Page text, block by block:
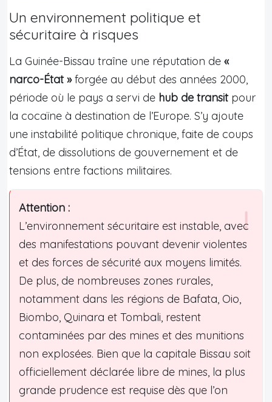
Un environnement politique et
sécuritaire à risques
La Guinée-Bissau traîne une réputation de «
narco-État »forgée au début des années 2000,
période où le pays a servi de hub de transitpour
la cocaïne à destination de l’Europe. S’y ajoute
une instabilité politique chronique, faite de coups
d’État, de dissolutions de gouvernement et de
tensions entre factions militaires.
Attention :
L’environnement sécuritaire est instable, avec
des manifestations pouvant devenir violentes
et des forces de sécurité aux moyens limités.
De plus, de nombreuses zones rurales,
notamment dans les régions de Bafata, Oio,
Biombo, Quinara et Tombali, restent
contaminées par des mines et des munitions
non explosées. Bien que la capitale Bissau soit
officiellement déclarée libre de mines, la plus
grande prudence est requise dès que l’on